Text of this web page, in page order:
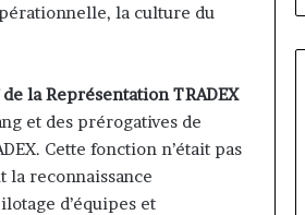
la culture du
la Représentation TRADEX
et des prérogatives de
Cette fonction n’était pas
la reconnaissance
d’équipes et
»
jesuisaucameroun